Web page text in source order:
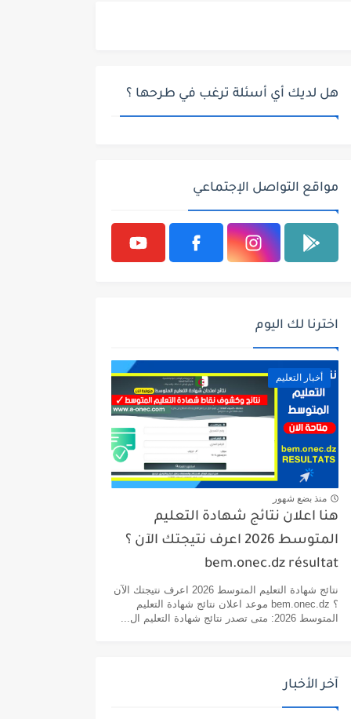
هل لديك أي أسئلة ترغب في طرحها ؟
مواقع التواصل الإجتماعي
اخترنا لك اليوم
أخبار التعليم
منذ بضع شهور
هنا اعلان نتائج شهادة التعليم
المتوسط 2026 اعرف نتيجتك الآن ؟
bem.onec.dz résultat
نتائج شهادة التعليم المتوسط 2026 اعرف نتيجتك الآن
؟ bem.onec.dz موعد اعلان نتائج شهادة التعليم
المتوسط 2026: متى تصدر نتائج شهادة التعليم ال...
آخر الأخبار